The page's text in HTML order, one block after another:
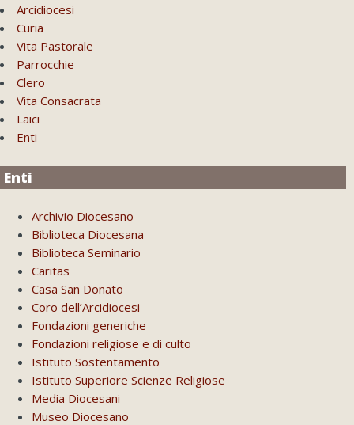
Arcidiocesi
Curia
Vita Pastorale
Parrocchie
Clero
Vita Consacrata
Laici
Enti
Enti
Archivio Diocesano
Biblioteca Diocesana
Biblioteca Seminario
Caritas
Casa San Donato
Coro dell’Arcidiocesi
Fondazioni generiche
Fondazioni religiose e di culto
Istituto Sostentamento
Istituto Superiore Scienze Religiose
Media Diocesani
Museo Diocesano